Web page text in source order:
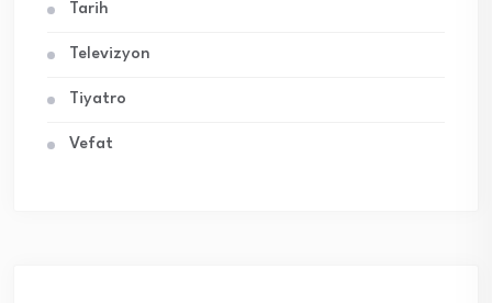
Tarih
Televizyon
Tiyatro
Vefat